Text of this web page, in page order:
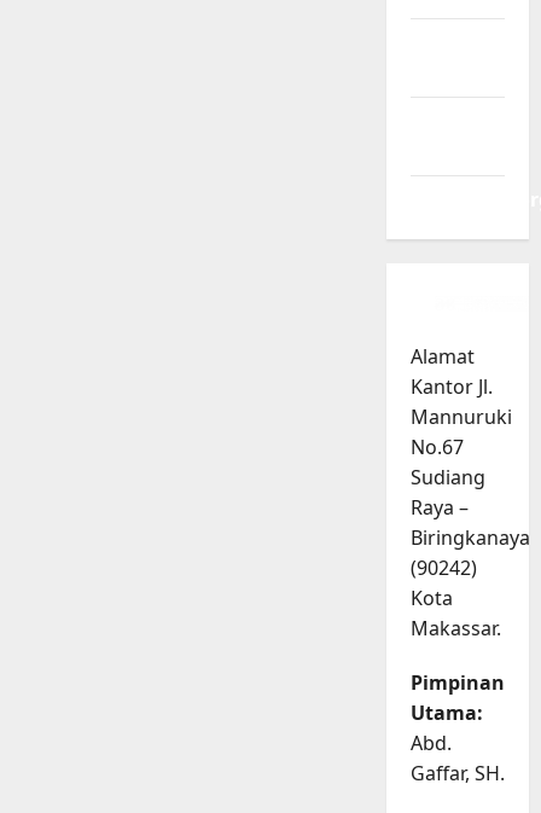
Alamat
Kantor Jl.
Mannuruki
No.67
Sudiang
Raya –
Biringkanaya
(90242)
Kota
Makassar.
Pimpinan
Utama:
Abd.
Gaffar, SH.